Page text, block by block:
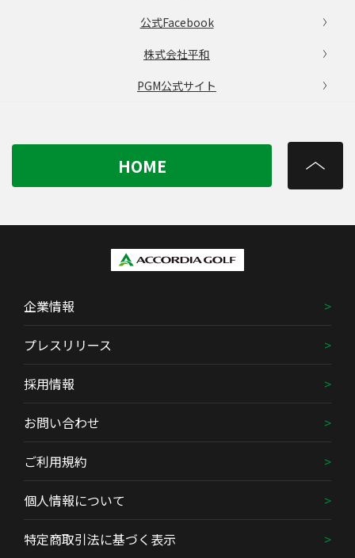
公式Facebook
株式会社平和
PGM公式サイト
HOME
企業情報
プレスリリース
採用情報
お問い合わせ
ご利用規約
個人情報について
特定商取引法に基づく表示